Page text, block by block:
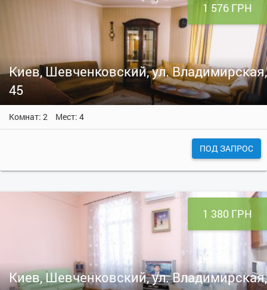
1 576 ГРН
Киев, Шевченковский, ул. Владимирская,
45
Комнат: 2 Мест: 4
ПОД ЗАПРОС
1 380 ГРН
Киев, Шевченковский, ул. Владимирская,